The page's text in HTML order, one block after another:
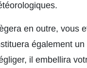
en outre, vous
également un
il embellira